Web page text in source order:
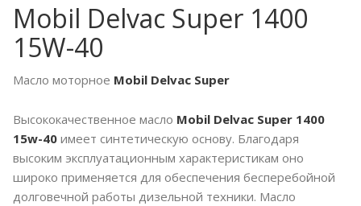
Mobil Delvac Super 1400
15W-40
Масло моторное Mobil Delvac Super
Высококачественное масло Mobil Delvac Super 1400
15w-40 имеет синтетическую основу. Благодаря
высоким эксплуатационным характеристикам оно
широко применяется для обеспечения бесперебойной
долговечной работы дизельной техники. Масло